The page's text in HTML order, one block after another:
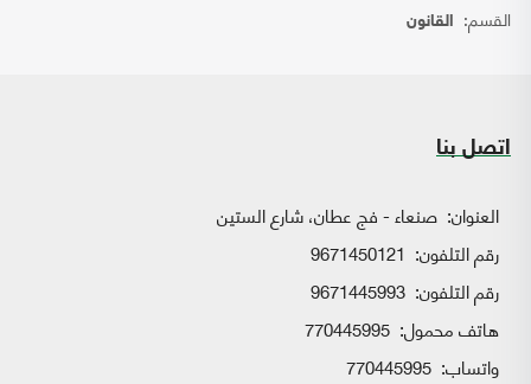
القسم: القانون
اتصل بنا
العنوان: صنعاء - فج عطان، شارع الستين
رقم التلفون: 9671450121
رقم التلفون: 9671445993
هاتف محمول: 770445995
واتساب: